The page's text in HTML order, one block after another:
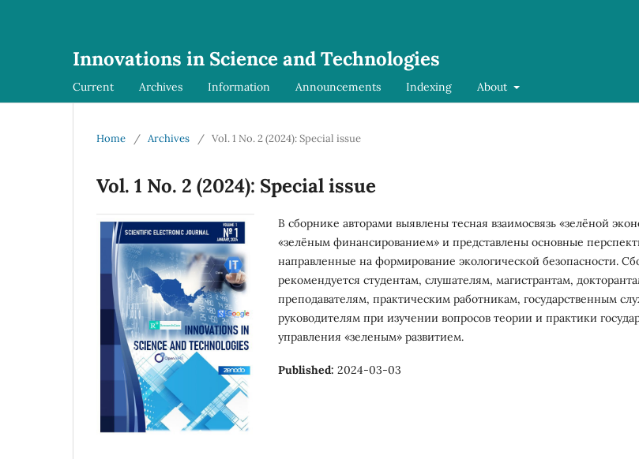
Innovations in Science and Technologies
Current Archives Information Announcements Indexing About
Home / Archives / Vol. 1 No. 2 (2024): Special issue
Vol. 1 No. 2 (2024): Special issue
В сборнике авторами выявлены тесная взаимосвязь «зелёной
«зелёным финансированием» и представлены основные
направленные на формирование экологической безопасности.
рекомендуется студентам, слушателям, магистрантам,
преподавателям, практическим работникам, государственным
руководителям при изучении вопросов теории и практики
управления «зеленым» развитием.
Published: 2024-03-03